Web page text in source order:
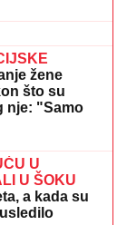
u kući,
Uhapšen
što su
"Samo